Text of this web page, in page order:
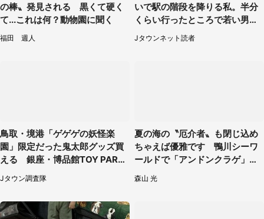
の棒〟発見される 黒くて硬く
て...これは何？動物園に聞く
福田 週人
いで駅の階段を降りる私。半分
くらい行ったところで若い男性
が...（埼玉県・50代女性）
Jタウンネット読者
鳥取・境港「ゲゲゲの妖怪楽
園」限定だった鬼太郎グッズ買
える 銀座・博品館TOY PARK
へ急げ【8／8～31】
Jタウン調査隊
夏の海の〝厄介者〟も閉じ込め
ちゃえば優雅です 鴨川シーワ
ールドで「アンドンクラゲ」期
間限定展示【7／29～】
森山 光